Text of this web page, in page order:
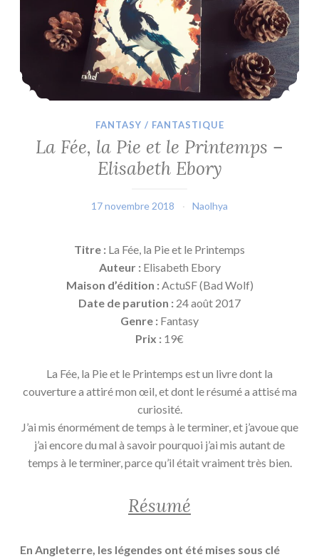
FANTASY / FANTASTIQUE
La Fée, la Pie et le Printemps –
Elisabeth Ebory
17 novembre 2018 Naolhya
Titre : La Fée, la Pie et le Printemps
Auteur :Elisabeth Ebory
Maison d’édition :ActuSF (Bad Wolf)
Date de parution : 24 août 2017
Genre : Fantasy
Prix : 19€
La Fée, la Pie et le Printemps est un livre dont la
couverture a attiré mon œil, et dont le résumé a attisé ma
curiosité.
J’ai mis énormément de temps à le terminer, et j’avoue que
j’ai encore du mal à savoir pourquoi j’ai mis autant de
temps à le terminer, parce qu’il était vraiment très bien.
Résumé
En Angleterre, les légendes ont été mises sous clé